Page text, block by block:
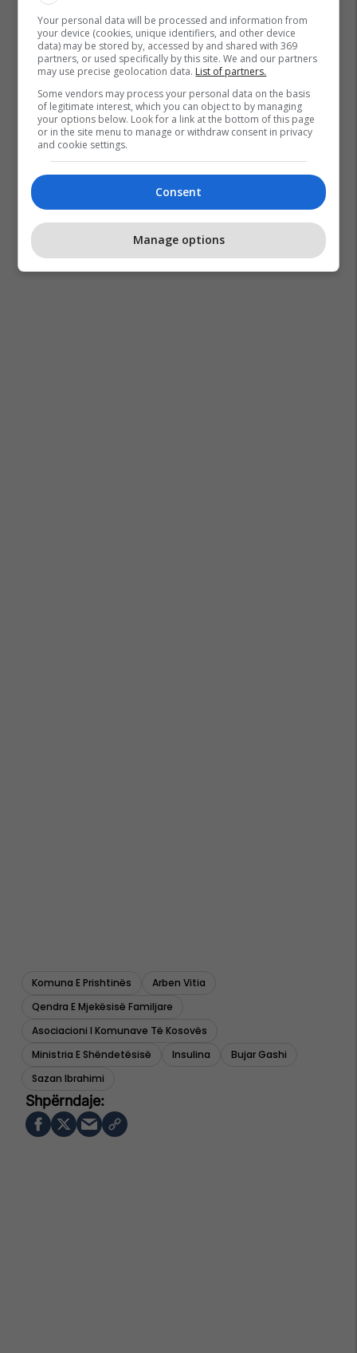
Komuna E Prishtinës
Arben Vitia
Qendra E Mjekësisë Familjare
Asociacioni I Komunave Të Kosovës
Ministria E Shëndetësisë
Insulina
Bujar Gashi
Sazan Ibrahimi
Your personal data will be processed and information from
your device (cookies, unique identifiers, and other device
data) may be stored by, accessed by and shared with 369
partners, or used specifically by this site. We and our partners
may use precise geolocation data. List of partners.
Some vendors may process your personal data on the basis
of legitimate interest, which you can object to by managing
your options below. Look for a link at the bottom of this page
or in the site menu to manage or withdraw consent in privacy
and cookie settings.
Consent
Manage options